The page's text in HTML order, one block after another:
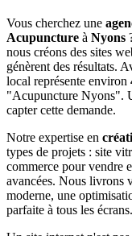
Vous cherchez une
Acupuncture à Nyons
nous créons des sites
génèrent des résultats.
local représente environ
"Acupuncture Nyons".
capter cette demande.
Notre expertise en
types de projets : site
commerce pour vendre
avancées. Nous livrons
moderne, une
parfaite à tous les écrans.